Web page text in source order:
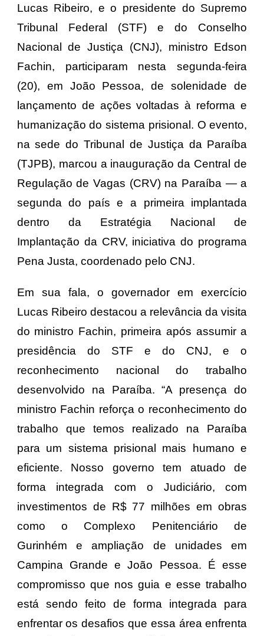
Lucas Ribeiro, e o presidente do Supremo
Tribunal Federal (STF) e do Conselho
Nacional de Justiça (CNJ), ministro Edson
Fachin, participaram nesta segunda-feira
(20), em João Pessoa, de solenidade de
lançamento de ações voltadas à reforma e
humanização do sistema prisional. O evento,
na sede do Tribunal de Justiça da Paraíba
(TJPB), marcou a inauguração da Central de
Regulação de Vagas (CRV) na Paraíba — a
segunda do país e a primeira implantada
dentro da Estratégia Nacional de
Implantação da CRV, iniciativa do programa
Pena Justa, coordenado pelo CNJ.
Em sua fala, o governador em exercício
Lucas Ribeiro destacou a relevância da visita
do ministro Fachin, primeira após assumir a
presidência do STF e do CNJ, e o
reconhecimento nacional do trabalho
desenvolvido na Paraíba. “A presença do
ministro Fachin reforça o reconhecimento do
trabalho que temos realizado na Paraíba
para um sistema prisional mais humano e
eficiente. Nosso governo tem atuado de
forma integrada com o Judiciário, com
investimentos de R$ 77 milhões em obras
como o Complexo Penitenciário de
Gurinhém e ampliação de unidades em
Campina Grande e João Pessoa. É esse
compromisso que nos guia e esse trabalho
está sendo feito de forma integrada para
enfrentar os desafios que essa área enfrenta